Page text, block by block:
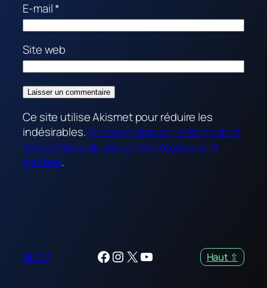
E-mail*
Site web
Ce site utilise Akismet pour réduire les
indésirables. En savoir plus sur la façon dont
les données de vos commentaires sont
traitées.
BLOG Facebook
Instagram
X YouTube Haut ⇧